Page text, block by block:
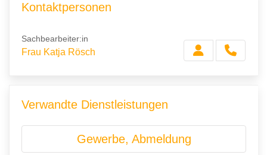
Kontaktpersonen
Sachbearbeiter:in
Frau Katja Rösch
Verwandte Dienstleistungen
Gewerbe, Abmeldung